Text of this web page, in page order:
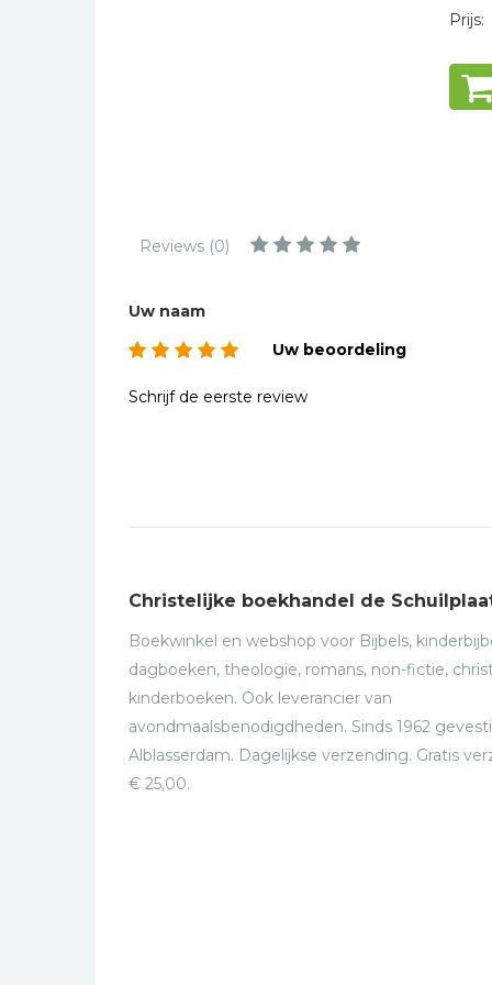
Romans
Taalstudie
Prijs:
Reviews (0)
Uw naam
Uw beoordeling
Schrijf de eerste review
Christelijke boekhandel de
Boekwinkel en webshop voor Bijbels,
dagboeken, theologie, romans, non-fictie,
kinderboeken. Ook leverancier van
avondmaalsbenodigdheden. Sinds 1962
Alblasserdam. Dagelijkse verzending. Gratis
€ 25,00.